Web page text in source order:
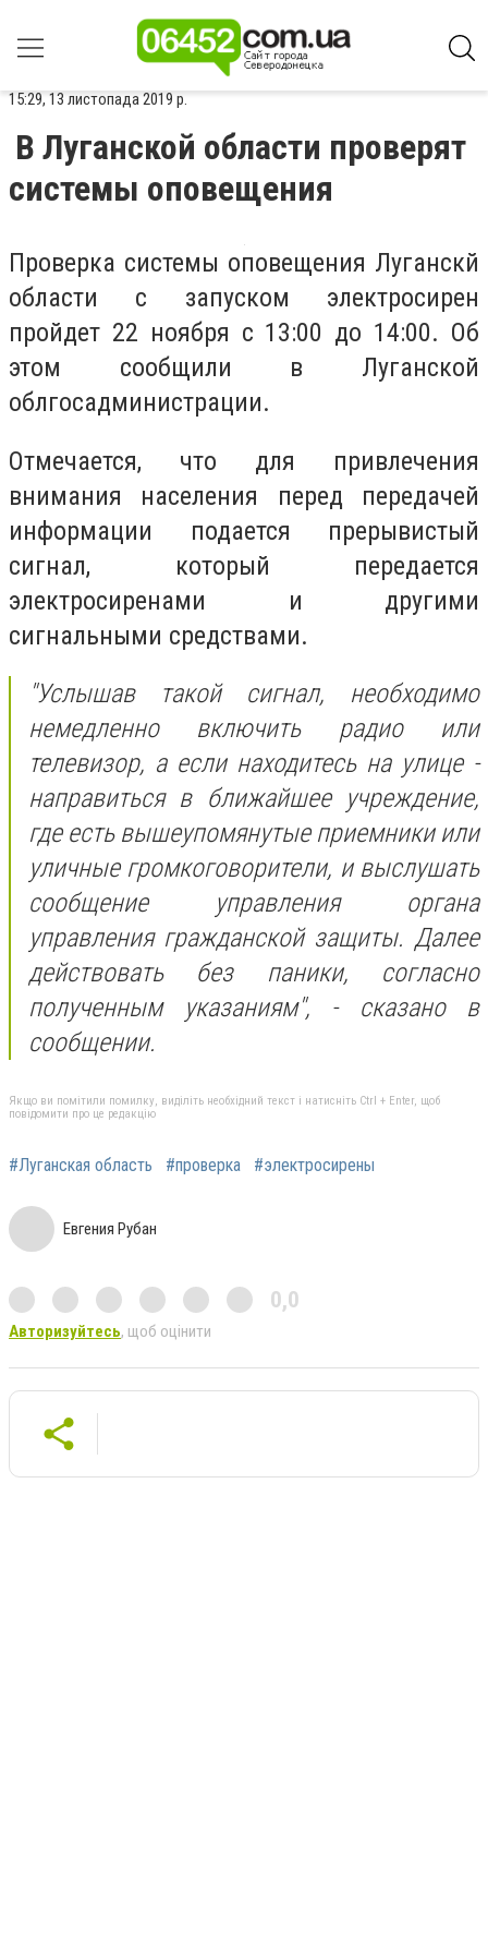
15:29, 13 листопада 2019 р.
В Луганской области проверят
системы оповещения
Проверка системы оповещения Луганскй
области с запуском электросирен
пройдет 22 ноября с 13:00 до 14:00. Об
этом сообщили в Луганской
облгосадминистрации.
Отмечается, что для привлечения
внимания населения перед передачей
информации подается прерывистый
сигнал, который передается
электросиренами и другими
сигнальными средствами.
"Услышав такой сигнал, необходимо
немедленно включить радио или
телевизор, а если находитесь на улице -
направиться в ближайшее учреждение,
где есть вышеупомянутые приемники или
уличные громкоговорители, и выслушать
сообщение управления органа
управления гражданской защиты. Далее
действовать без паники, согласно
полученным указаниям", - сказано в
сообщении.
Якщо ви помітили помилку, виділіть необхідний текст і натисніть Ctrl + Enter, щоб
повідомити про це редакцію
#Луганская область #проверка #электросирены
Евгения Рубан
0,0
Авторизуйтесь, щоб оцінити